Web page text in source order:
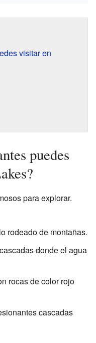
visitar en
puedes
para explorar.
rodeado de montañas.
donde el agua
rocas de color rojo
cascadas